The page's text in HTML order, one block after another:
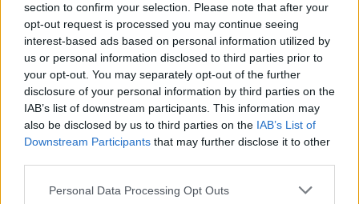
section to confirm your selection. Please note that after your
opt-out request is processed you may continue seeing
interest-based ads based on personal information utilized by
us or personal information disclosed to third parties prior to
your opt-out. You may separately opt-out of the further
disclosure of your personal information by third parties on the
IAB’s list of downstream participants. This information may
also be disclosed by us to third parties on the IAB’s List of
Downstream Participants that may further disclose it to other
Please note that this website/app uses one or more Google
Personal Data Processing Opt Outs
ΔΙΟΙΚΗΤΙΚΑ ΝΕΑ
Έφυγε σε ηλικία 72 ετών ο Ηρακλής Δωριάδης